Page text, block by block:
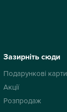
Зазирніть сюди
Подарункові карти
Акції
Розпродаж